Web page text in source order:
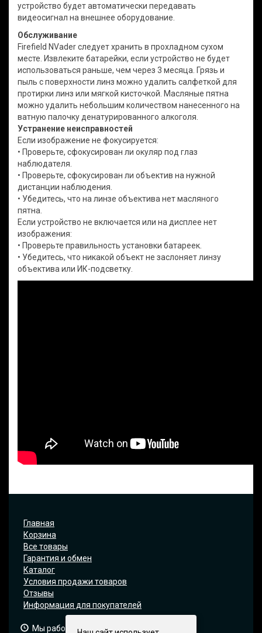
устройство будет автоматически передавать
видеосигнал на внешнее оборудование.
Обслуживание
Firefield NVader следует хранить в прохладном сухом
месте. Извлеките батарейки, если устройство не будет
использоваться раньше, чем через 3 месяца. Грязь и
пыль с поверхности линз можно удалить салфеткой для
протирки линз или мягкой кисточкой. Масляные пятна
можно удалить небольшим количеством нанесенного на
ватную палочку денатурированного алкоголя.
Устранение неисправностей
Если изображение не фокусируется:
• Проверьте, сфокусирован ли окуляр под глаз
наблюдателя.
• Проверьте, сфокусирован ли объектив на нужной
дистанции наблюдения.
• Убедитесь, что на линзе объектива нет масляного
пятна.
Если устройство не включается или на дисплее нет
изображения:
• Проверьте правильность установки батареек.
• Убедитесь, что никакой объект не заслоняет линзу
объектива или ИК-подсветку.
Главная
Корзина
Все товары
Гарантия и обмен
Каталог
Условия продажи товаров
Отзывы
Информация для покупателей
Мы работаем: 9:00 — 19:00 (МСК)